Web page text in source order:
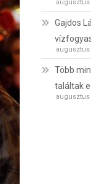
augusztus
Gajdos
augusztus
Több
találtak
augusztus